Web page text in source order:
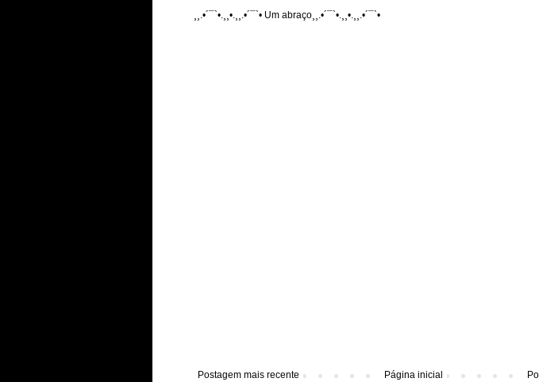
¸¸.•´¯`•.¸¸•.¸¸.•´¯`• Um abraço¸¸.•´¯`•.¸¸•.¸¸.•´¯`•
Postagem mais recente
Página inicial